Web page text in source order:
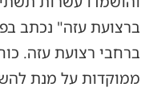
ברצועת עזה" נכתב
ממוקדות על מנת